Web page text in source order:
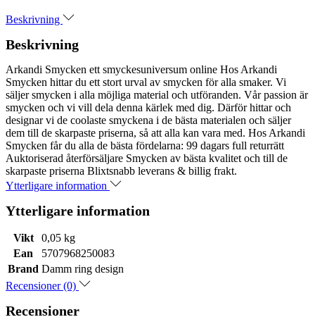
Beskrivning
Beskrivning
Arkandi Smycken ett smyckesuniversum online Hos Arkandi
Smycken hittar du ett stort urval av smycken för alla smaker. Vi
säljer smycken i alla möjliga material och utföranden. Vår passion är
smycken och vi vill dela denna kärlek med dig. Därför hittar och
designar vi de coolaste smyckena i de bästa materialen och säljer
dem till de skarpaste priserna, så att alla kan vara med. Hos Arkandi
Smycken får du alla de bästa fördelarna: 99 dagars full returrätt
Auktoriserad återförsäljare Smycken av bästa kvalitet och till de
skarpaste priserna Blixtsnabb leverans & billig frakt.
Ytterligare information
Ytterligare information
Vikt
0,05 kg
Ean
5707968250083
Brand Damm ring design
Recensioner (0)
Recensioner